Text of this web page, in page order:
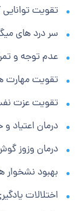
تقویت
سر درد های
عدم توجه و
تقویت مهارت
تقویت عزت
درمان اعتیاد
درمان وزوز
بهبود نشخوار
اختلالات